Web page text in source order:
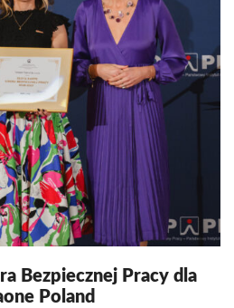
Bezpiecznej Pracy dla
Poland